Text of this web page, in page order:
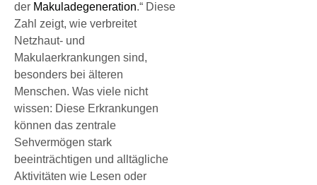
der Makuladegeneration.“ Diese
Zahl zeigt, wie verbreitet
Netzhaut- und
Makulaerkrankungen sind,
besonders bei älteren
Menschen. Was viele nicht
wissen: Diese Erkrankungen
können das zentrale
Sehvermögen stark
beeinträchtigen und alltägliche
Aktivitäten wie Lesen oder